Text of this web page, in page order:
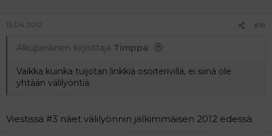
15.04.2012 #18
Alkuperäinen kirjoittaja Timppa:
Vaikka kuinka tuijotan linkkiä osoiterivillä, ei siinä ole
yhtään välilyöntiä.
Viestissä #3 näet välilyönnin jälkimmäisen 2012 edessä.